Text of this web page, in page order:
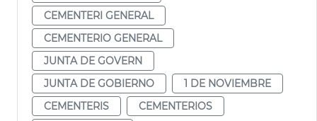
CEMENTERI GENERAL
CEMENTERIO GENERAL
JUNTA DE GOVERN
JUNTA DE GOBIERNO
1 DE NOVIEMBRE
CEMENTERIS
CEMENTERIOS